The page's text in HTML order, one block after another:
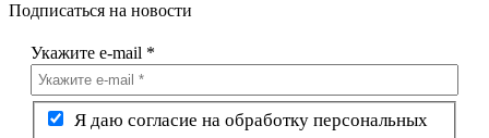
Подписаться на новости
Укажите e-mail *
Я даю согласие на обработку персональных